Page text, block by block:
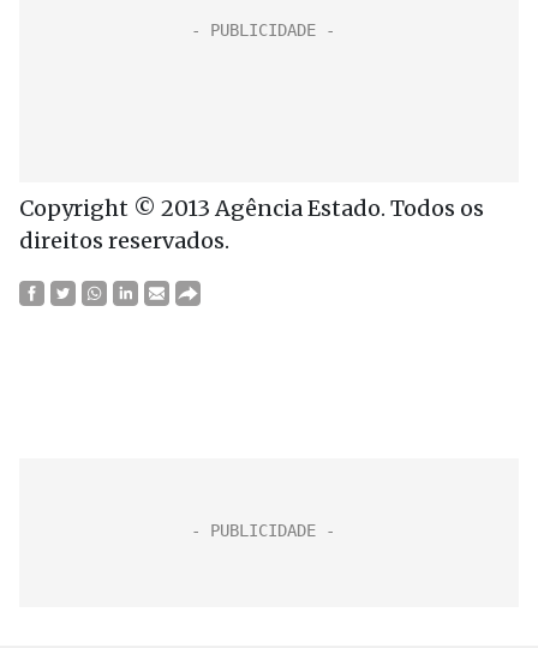
Copyright © 2013 Agência Estado. Todos os
direitos reservados.